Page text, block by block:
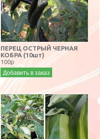
ПЕРЕЦ ОСТРЫЙ ЧЕРНАЯ
КОБРА (10шт)
100р
Добавить в заказ